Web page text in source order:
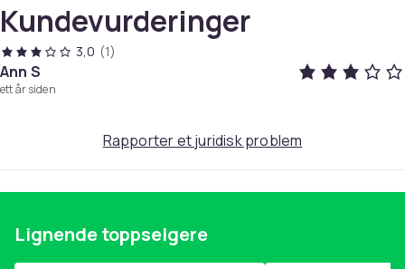
Artikkel nr.
df00144a-5639-4f53-aeb8-eb055da3cc5a
Produktsikkerhetsinformasjon
Kundevurderinger
3,0 (1)
Ann S
ett år siden
Rapporter et juridisk problem
Lignende toppselgere